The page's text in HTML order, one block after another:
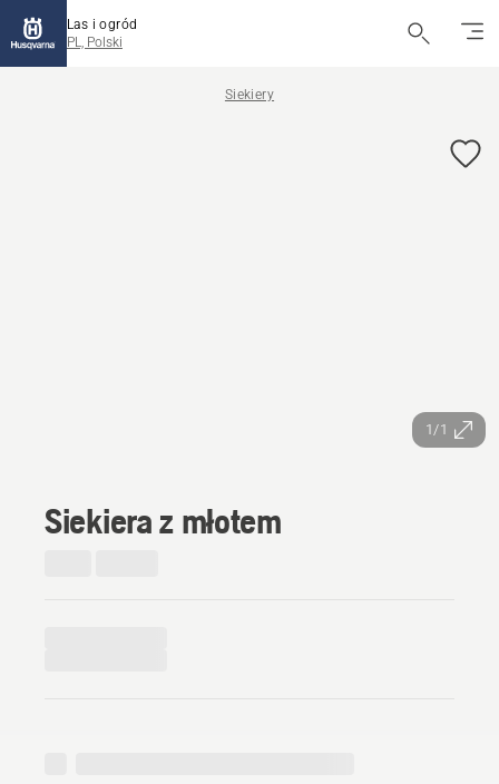
Las i ogród
PL, Polski
Siekiery
1/1
Siekiera z młotem